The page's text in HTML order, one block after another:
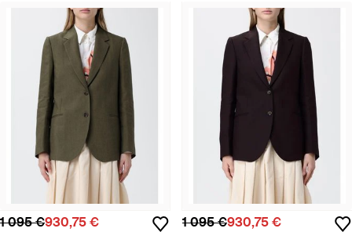
1 095 €930,75 € 1 095 €930,75 €